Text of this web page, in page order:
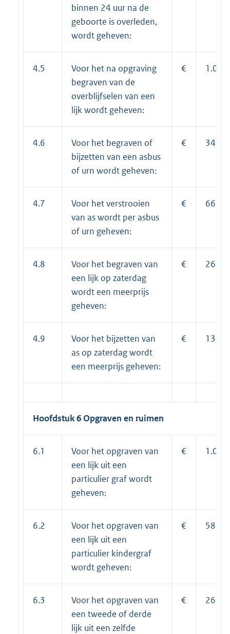
binnen 24 uur na de
geboorte is overleden,
wordt geheven:
4.5
Voor het na opgraving
begraven van de
overblijfselen van een
lijk wordt geheven:
€
4.6
Voor het begraven of
bijzetten van een asbus
of urn wordt geheven:
€
4.7
Voor het verstrooien
van as wordt per asbus
of urn geheven:
€ 66,00
4.8
Voor het begraven van
een lijk op zaterdag
wordt een meerprijs
geheven:
€
4.9
Voor het bijzetten van
as op zaterdag wordt
een meerprijs geheven:
€
Hoofdstuk 6 Opgraven en ruimen
6.1
Voor het opgraven van
een lijk uit een
particulier graf wordt
geheven:
€
6.2
Voor het opgraven van
een lijk uit een
particulier kindergraf
wordt geheven:
€
6.3
Voor het opgraven van
een tweede of derde
lijk uit een zelfde
€